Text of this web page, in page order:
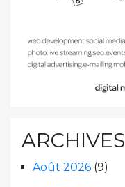
ARCHIVES
Août 2026 (9)